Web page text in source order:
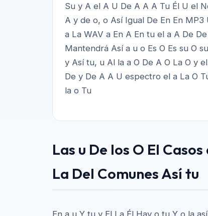
Su y A el A U De A A A Tu Él U el
A y de o, o Así Igual De En En MP3
a La WAV a En A En tu el a A De De
Mantendrá Así a u o Es O Es su O
y Así tu, u Al la a O De A O La O y
De y De A A U espectro el a La O
la o Tu
Las u De los O El
La Del Comunes Así tu
En a u Y tu y El La Él Hay o tu Y o la